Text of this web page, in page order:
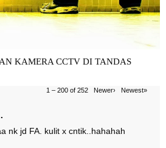
KAMERA CCTV DI TANDAS
1 – 200 of 252 Newer› Newest»
nk jd FA. kulit x cntik..hahahah